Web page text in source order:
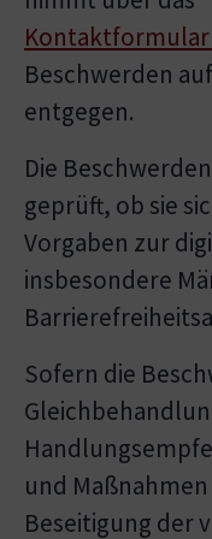
Beschwerden
entgegen.
Die
geprüft, ob sie
Vorgaben zur
insbesondere
Sofern die
und
Beseitigung der